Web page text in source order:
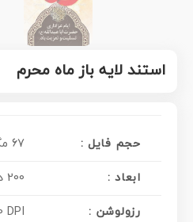
استند لایه باز ماه محرم
حجم فایل : 67 مگابایت
ابعاد : 200 در 90 سانتی متر
رزولوشن : DPI